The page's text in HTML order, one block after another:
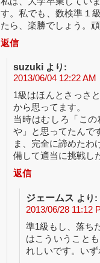
す。私でも、数検準１
たら、楽勝でしょう。
返信
suzuki より:
2013/06/04 12:22 AM
1級はほんとさっさ
から思ってます。
当時はむしろ「こ
や」と思ってたんで
ま、完全に諦めたわ
備して適当に挑戦し
返信
ジェームス より:
2013/06/28 11:12
準1級もし、落ち
はこういうこと
れしいです。い